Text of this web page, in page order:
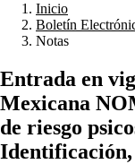
Inicio
Boletín
Notas
Entrada en
Mexicana
de riesgo
Identificación,